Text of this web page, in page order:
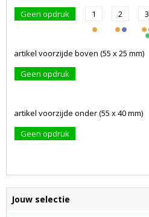
Geen opdruk
1 2 3
artikel voorzijde boven (55 x 25 mm)
Geen opdruk
artikel voorzijde onder (55 x 40 mm)
Geen opdruk
Jouw selectie